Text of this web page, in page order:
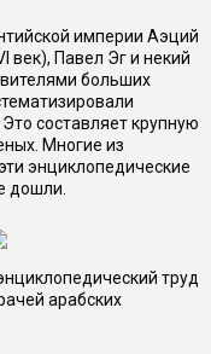
империи Аэций
век), Павел Эг и некий
больших
составляет крупную
Многие из
энциклопедические
дошли.
труд
арабских